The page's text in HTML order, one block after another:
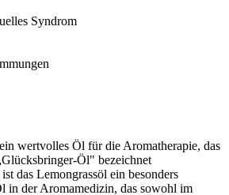
Syndrom
wertvolles Öl für die Aromatherapie, das
Öl" bezeichnet
das Lemongrassöl ein besonders
in der Aromamedizin, das sowohl im